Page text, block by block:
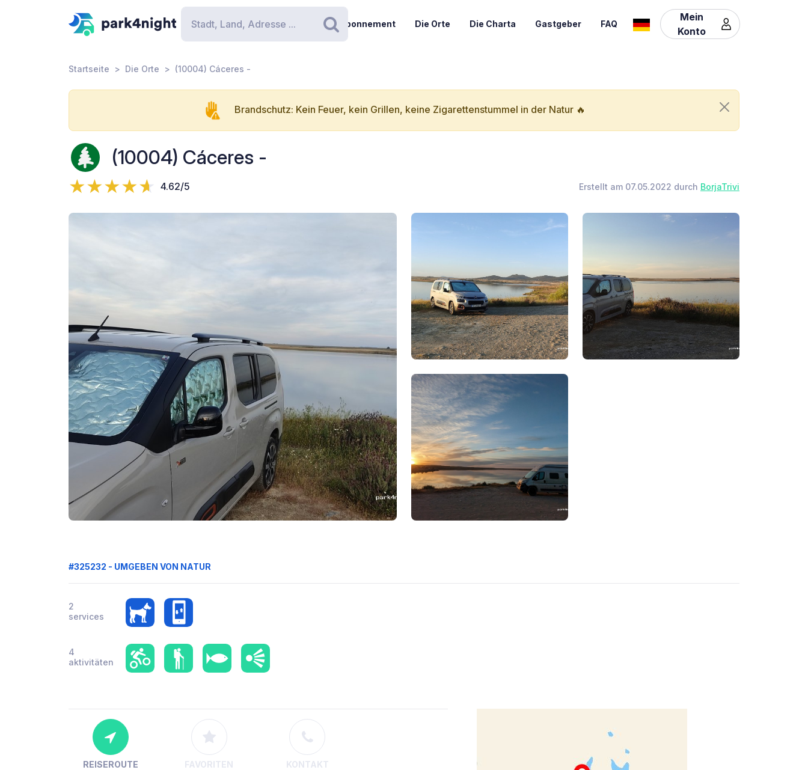
Suchen
Abonnement Die Orte Die Charta Gastgeber FAQ
Mein
Konto
Startseite Die Orte (10004) Cáceres -
Brandschutz: Kein Feuer, kein Grillen, keine Zigarettenstummel in der Natur 🔥
(10004) Cáceres -
4.62/5 Erstellt am 07.05.2022 durch BorjaTrivi
#325232 - UMGEBEN VON NATUR
2
services
4
aktivitäten
REISEROUTE FAVORITEN KONTAKT